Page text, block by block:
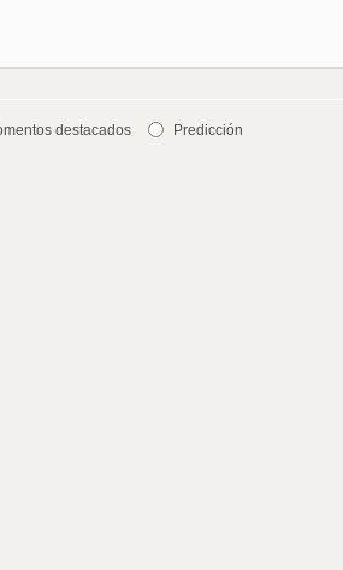
destacados Predicción